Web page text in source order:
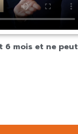
6 mois et ne peut